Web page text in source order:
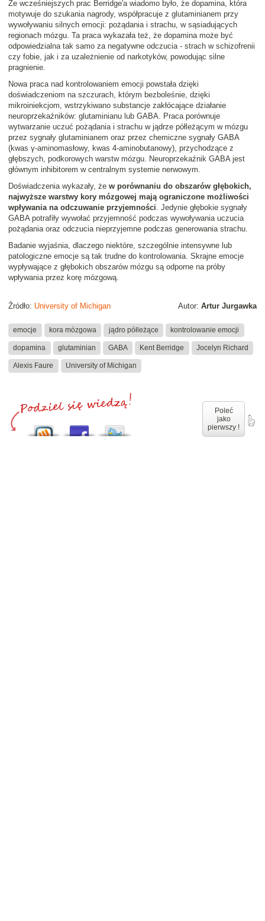
Ze wcześniejszych prac Berridge'a wiadomo było, że dopamina, która
motywuje do szukania nagrody, współpracuje z glutaminianem przy
wywoływaniu silnych emocji: pożądania i strachu, w sąsiadujących
regionach mózgu. Ta praca wykazała też, że dopamina może być
odpowiedzialna tak samo za negatywne odczucia - strach w schizofrenii
czy fobie, jak i za uzależnienie od narkotyków, powodując silne
pragnienie.
Nowa praca nad kontrolowaniem emocji powstała dzięki
doświadczeniom na szczurach, którym bezboleśnie, dzięki
mikroiniekcjom, wstrzykiwano substancje zakłócające działanie
neuroprzekaźników: glutaminianu lub GABA. Praca porównuje
wytwarzanie uczuć pożądania i strachu w jądrze półleżącym w mózgu
przez sygnały glutaminianem oraz przez chemiczne sygnały GABA
(kwas γ-aminomasłowy, kwas 4-aminobutanowy), przychodzące z
głębszych, podkorowych warstw mózgu. Neuroprzekaźnik GABA jest
głównym inhibitorem w centralnym systemie nerwowym.
Doświadczenia wykazały, że w porównaniu do obszarów głębokich,
najwyższe warstwy kory mózgowej mają ograniczone możliwości
wpływania na odczuwanie przyjemności . Jedynie głębokie sygnały
GABA potrafiły wywołać przyjemność podczas wywoływania uczucia
pożądania oraz odczucia nieprzyjemne podczas generowania strachu.
Badanie wyjaśnia, dlaczego niektóre, szczególnie intensywne lub
patologiczne emocje są tak trudne do kontrolowania. Skrajne emocje
wypływające z głębokich obszarów mózgu są odporne na próby
wpływania przez korę mózgową.
Autor: Artur Jurgawka
Źródło: University of Michigan
emocje kora mózgowa jądro półleżące kontrolowanie emocji
dopamina glutaminian GABA Kent Berridge Jocelyn Richard
Alexis Faure University of Michigan
Poleć
jako
pierwszy !